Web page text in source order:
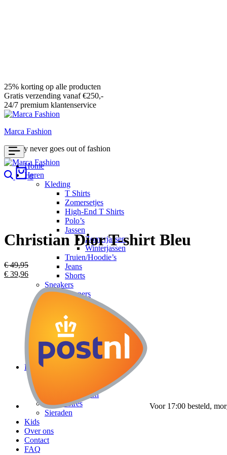
25% korting op alle producten
Gratis verzending vanaf €250,-
24/7 premium klantenservice
Marca Fashion
Luxury never goes out of fashion
Home
Heren
Kleding
T Shirts
Zomersetjes
High-End T Shirts
Polo’s
Jassen
Zomerjassen
Winterjassen
Truien/Hoodie’s
Jeans
Shorts
Sneakers
Slippers
Heren tassen
Zonnebrillen
Petten
Riemen
Sieraden
Horloges
Dames
Dames schoenen
Accessoires
Sieraden
Kids
Over ons
Contact
FAQ
Search
0
Cart
Christian Dior T-shirt Bleu
€49,95
€ 39,96
Voor 17:00 besteld,